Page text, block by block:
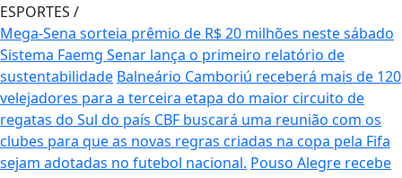
ESPORTES /
Mega-Sena sorteia prêmio de R$ 20 milhões neste sábado
Sistema Faemg Senar lança o primeiro relatório de
sustentabilidade Balneário Camboriú receberá mais de 120
velejadores para a terceira etapa do maior circuito de
regatas do Sul do país CBF buscará uma reunião com os
clubes para que as novas regras criadas na copa pela Fifa
sejam adotadas no futebol nacional. Pouso Alegre recebe